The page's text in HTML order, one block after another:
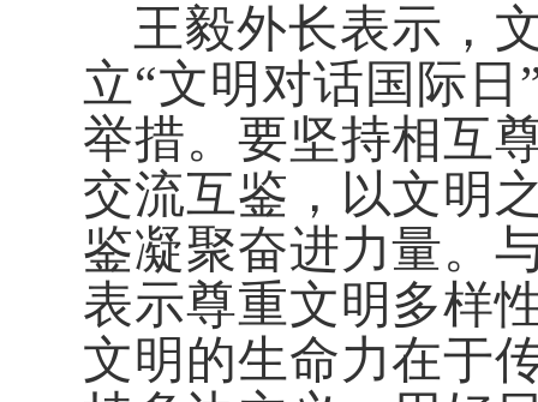
王毅外长表示，
立“文明对话国际
举措。要坚持相互
交流互鉴，以文明
鉴凝聚奋进力量。
表示尊重文明多样
文明的生命力在于